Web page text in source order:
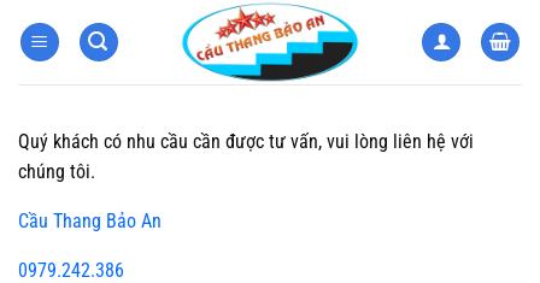
qua
Quý khách có nhu cầu cần được tư vấn, vui lòng liên hệ với
chúng tôi.
Cầu Thang Bảo An
0979.242.386